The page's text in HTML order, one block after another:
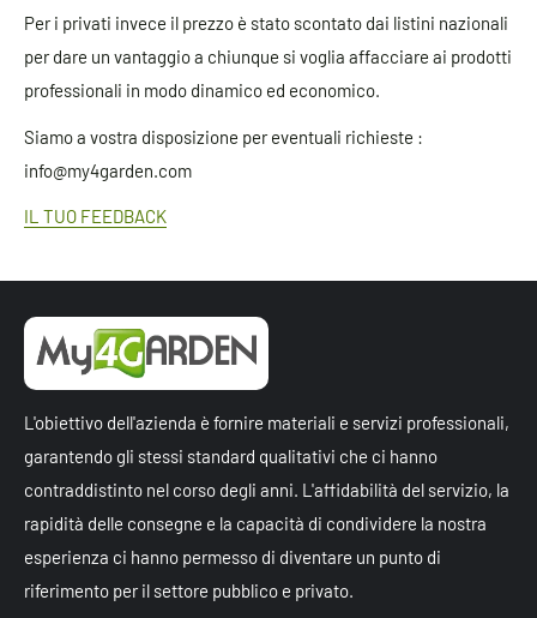
Per i privati invece il prezzo è stato scontato dai listini nazionali
per dare un vantaggio a chiunque si voglia affacciare ai prodotti
professionali in modo dinamico ed economico.
Siamo a vostra disposizione per eventuali richieste :
info@my4garden.com
IL TUO FEEDBACK
L'obiettivo dell'azienda è fornire materiali e servizi professionali,
garantendo gli stessi standard qualitativi che ci hanno
contraddistinto nel corso degli anni. L'affidabilità del servizio, la
rapidità delle consegne e la capacità di condividere la nostra
esperienza ci hanno permesso di diventare un punto di
riferimento per il settore pubblico e privato.